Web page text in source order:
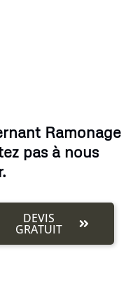
Ramonage
pas à nous
DEVIS
GRATUIT